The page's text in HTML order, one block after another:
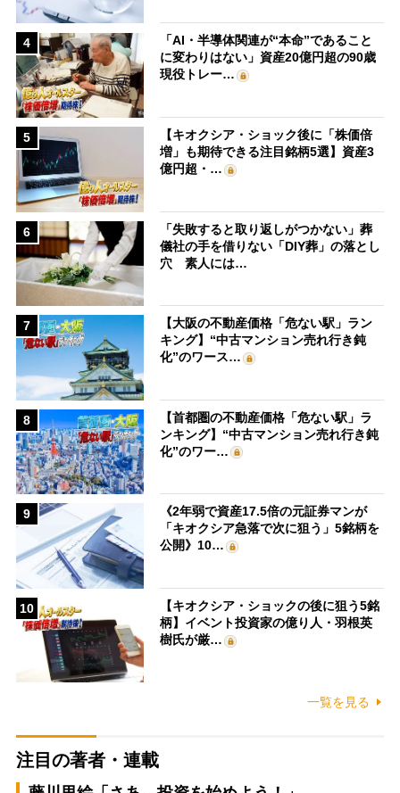
4
「AI・半導体関連が“本命”であること
に変わりはない」資産20億円超の90歳
現役トレー…
5
【キオクシア・ショック後に「株価倍
増」も期待できる注目銘柄5選】資産3
億円超・…
6
「失敗すると取り返しがつかない」葬
儀社の手を借りない「DIY葬」の落とし
穴 素人には…
7
【大阪の不動産価格「危ない駅」ラン
キング】“中古マンション売れ行き鈍
化”のワース…
8
【首都圏の不動産価格「危ない駅」ラ
ンキング】“中古マンション売れ行き鈍
化”のワー…
9
《2年弱で資産17.5倍の元証券マンが
「キオクシア急落で次に狙う」5銘柄を
公開》10…
10
【キオクシア・ショックの後に狙う5銘
柄】イベント投資家の億り人・羽根英
樹氏が厳…
一覧を見る
注目の著者・連載